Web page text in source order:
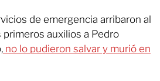
de emergencia arribaron al
primeros auxilios a Pedro
no lo pudieron salvar y murió en